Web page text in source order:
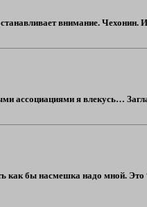
внимание.
ассоциациями я влекусь…
как бы насмешка надо мной.